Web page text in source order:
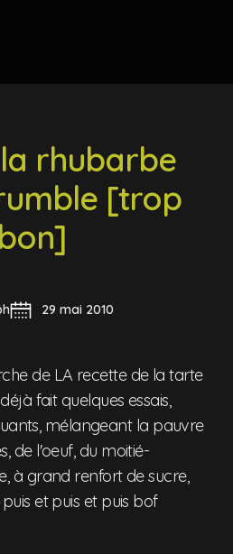
rhubarbe
[trop
bon]
29 mai 2010
de LA recette de la tarte
fait quelques essais,
mélangeant la pauvre
de l'oeuf, du moitié-
à grand renfort de sucre,
et puis et puis bof